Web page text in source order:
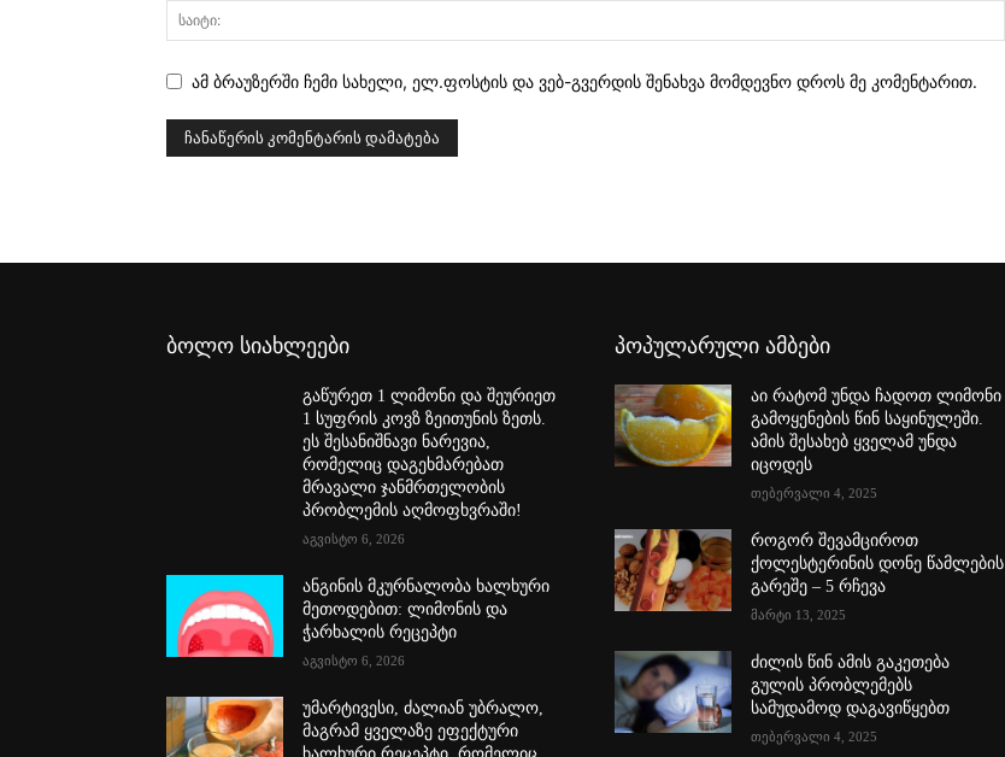
ამ ბრაუზერში ჩემი სახელი, ელ.ფოსტის და ვებ-გვერდის შენახვა მომდევნო დროს მე კომენტარით.
ბოლო სიახლეები
გაწურეთ 1 ლიმონი და შეურიეთ
1 სუფრის კოვზ ზეითუნის ზეთს.
ეს შესანიშნავი ნარევია,
რომელიც დაგეხმარებათ
მრავალი ჯანმრთელობის
პრობლემის აღმოფხვრაში!
აგვისტო 6, 2026
ანგინის მკურნალობა ხალხური
მეთოდებით: ლიმონის და
ჭარხალის რეცეპტი
აგვისტო 6, 2026
უმარტივესი, ძალიან უბრალო,
მაგრამ ყველაზე ეფექტური
ხალხური რეცეპტი, რომელიც
პოპულარული ამბები
აი რატომ უნდა ჩადოთ ლიმონი
გამოყენების წინ საყინულეში.
ამის შესახებ ყველამ უნდა
იცოდეს
თებერვალი 4, 2025
როგორ შევამციროთ
ქოლესტერინის დონე წამლების
გარეშე – 5 რჩევა
მარტი 13, 2025
ძილის წინ ამის გაკეთება
გულის პრობლემებს
სამუდამოდ დაგავიწყებთ
თებერვალი 4, 2025